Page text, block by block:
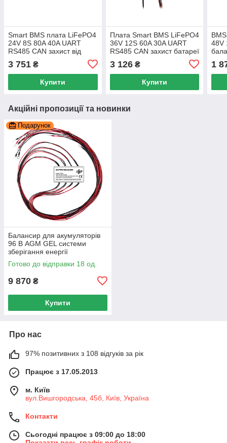
Smart BMS плата LiFePO4
24V 8S 80A 40A UART
RS485 CAN захист від
перерозряду
3 751 ₴
Купити
Плата Smart BMS LiFePO4
36V 12S 60A 30A UART
RS485 CAN захист батареї
балансування 12 каналів
3 126₴
Купити
48V
1
Акційні пропозиції та новинки
Подарунок
Балансир для акумуляторів
96 В AGM GEL системи
зберігання енергії
Готово до відправки 18 од.
9 870 ₴
Купити
Про нас
97% позитивних з 108 відгуків за рік
Працює з 17.05.2013
м. Київ
вул.Вишгородська, 45б, Київ, Україна
Контакти
Сьогодні працює з 09:00 до 18:00